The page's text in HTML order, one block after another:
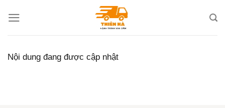
Nội dung đang được cập nhật